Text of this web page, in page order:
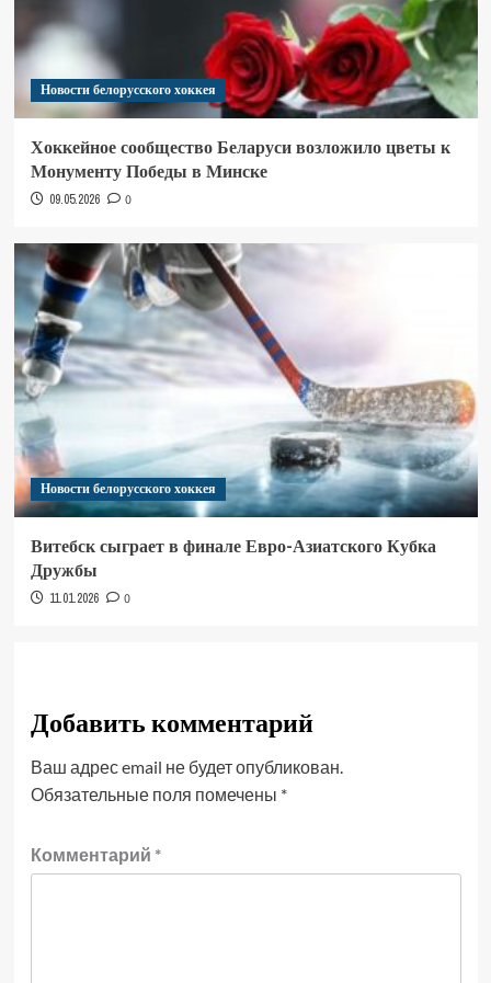
Новости белорусского хоккея
Хоккейное сообщество Беларуси возложило цветы к
Монументу Победы в Минске
09.05.2026 0
Новости белорусского хоккея
Витебск сыграет в финале Евро-Азиатского Кубка
Дружбы
11.01.2026 0
Добавить комментарий
Ваш адрес email не будет опубликован.
Обязательные поля помечены *
Комментарий *